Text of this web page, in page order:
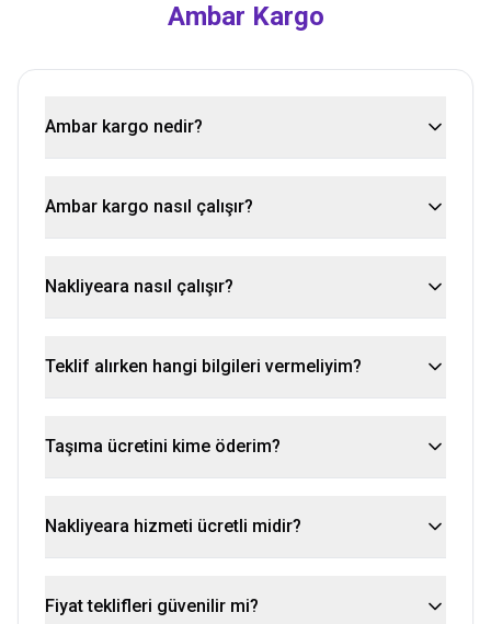
Ambar Kargo
Ambar kargo nedir?
Ambar kargo nasıl çalışır?
Nakliyeara nasıl çalışır?
Teklif alırken hangi bilgileri vermeliyim?
Taşıma ücretini kime öderim?
Nakliyeara hizmeti ücretli midir?
Fiyat teklifleri güvenilir mi?